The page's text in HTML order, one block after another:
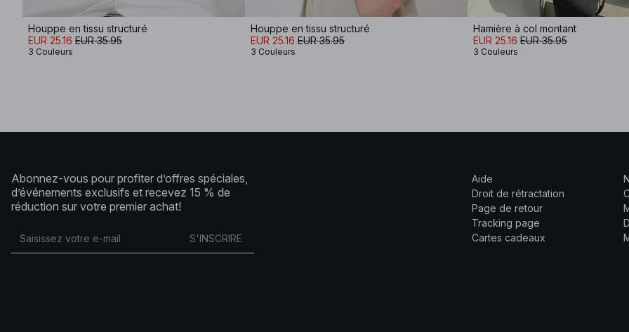
Houppe en tissu structuré
EUR 25.16 EUR 35.95
3 Couleurs
Houppe en tissu structuré
EUR 25.16 EUR 35.95
3 Couleurs
Hamière à col montant
EUR 25.16 EUR 35.95
3 Couleurs
Abonnez-vous pour profiter d’offres spéciales,
d’événements exclusifs et recevez 15 % de
réduction sur votre premier achat!
S'INSCRIRE
Aide
Droit de rétractation
Page de retour
Tracking page
Cartes cadeaux